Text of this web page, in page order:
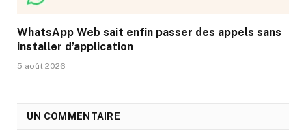
WhatsApp Web sait enfin passer des appels sans
installer d’application
5 août 2026
UN COMMENTAIRE